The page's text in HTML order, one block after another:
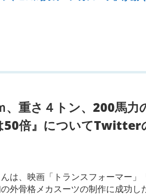
、重さ４トン、200馬力
50倍』についてTwitter
は、映画「トランスフォーマー」
外骨格メカスーツの制作に成功し